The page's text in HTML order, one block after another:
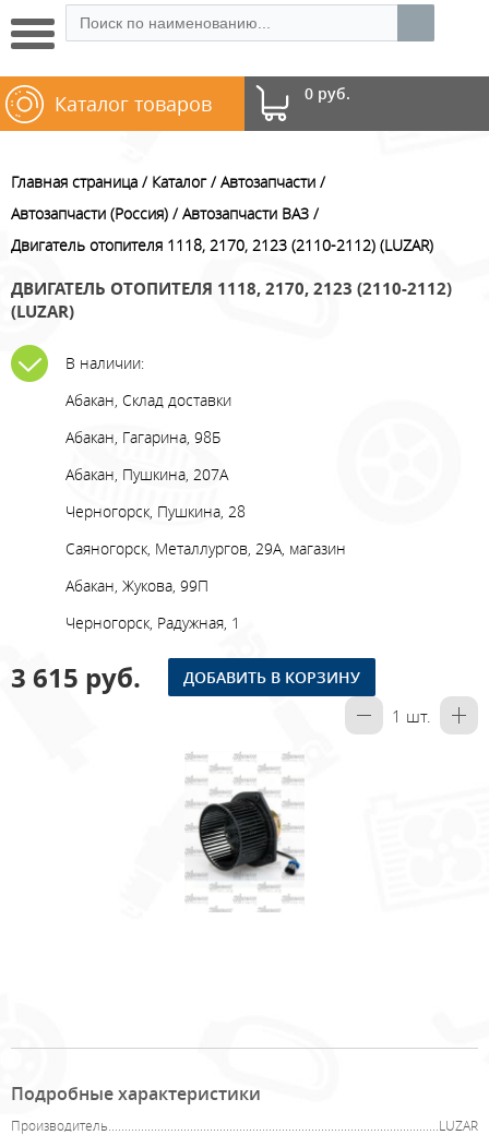
0 руб.
Каталог товаров
Главная страница Каталог
Автозапчасти
Автозапчасти (Россия)
Автозапчасти ВАЗ
Двигатель отопителя 1118, 2170, 2123 (2110-2112) (LUZAR)
ДВИГАТЕЛЬ ОТОПИТЕЛЯ 1118, 2170, 2123 (2110-2112)
(LUZAR)
В наличии:
Абакан, Склад доставки
Абакан, Гагарина, 98Б
Абакан, Пушкина, 207А
Черногорск, Пушкина, 28
Саяногорск, Металлургов, 29А, магазин
Абакан, Жукова, 99П
Черногорск, Радужная, 1
3 615 руб. ДОБАВИТЬ В КОРЗИНУ
1 шт.
Подробные характеристики
Производитель
LUZAR